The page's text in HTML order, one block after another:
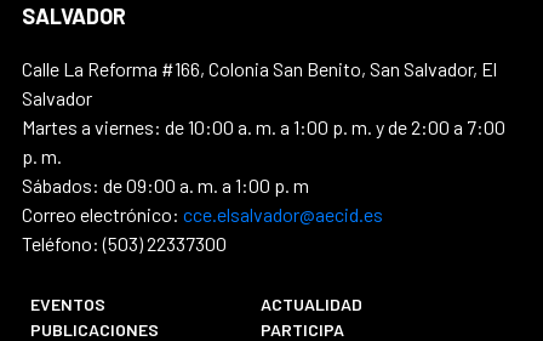
SALVADOR
Calle La Reforma #166, Colonia San Benito, San Salvador, El
Salvador
Martes a viernes: de 10:00 a. m. a 1:00 p. m. y de 2:00 a 7:00
p. m.
Sábados: de 09:00 a. m. a 1:00 p. m
Correo electrónico: cce.elsalvador@aecid.es
Teléfono: (503) 22337300
EVENTOS
ACTUALIDAD
PUBLICACIONES
PARTICIPA